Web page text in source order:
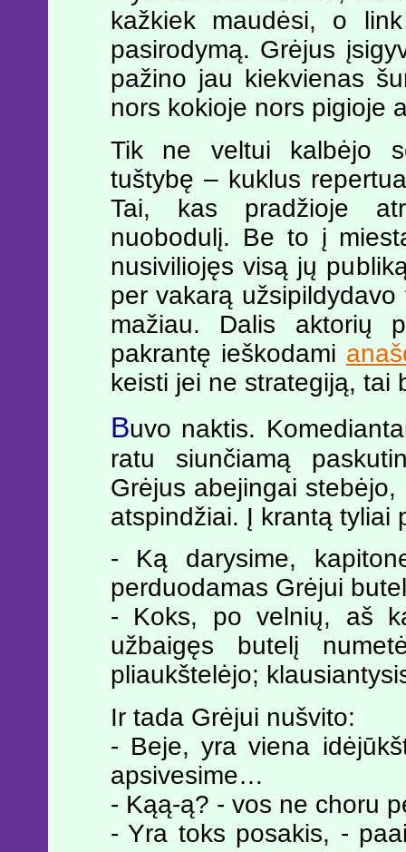
kažkiek maudėsi, o
pasirodymą. Grėjus
pažino jau kiekvienas
nors kokioje nors pigioje
Tik ne veltui kalbėjo
tuštybę – kuklus
Tai, kas pradžioje
nuobodulį. Be to į
nusiviliojęs visą jų
per vakarą
mažiau. Dalis aktorių
pakrantę ieškodami
keisti jei ne strategiją, tai
Buvo naktis.
ratu siunčiamą
Grėjus abejingai
atspindžiai. Į krantą tyliai
- Ką darysime,
perduodamas Grėjui
- Koks, po velnių, aš
užbaigęs butelį
pliaukštelėjo;
Ir tada Grėjui nušvito:
- Beje, yra viena
apsivesime…
- Kąą-ą? - vos ne choru
- Yra toks posakis, -